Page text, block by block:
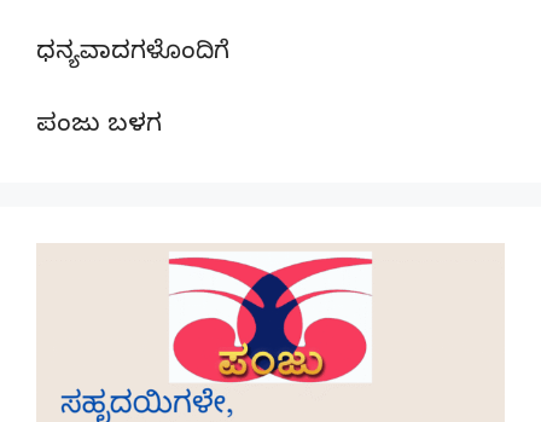
ಧನ್ಯವಾದಗಳೊಂದಿಗೆ
ಪಂಜು ಬಳಗ